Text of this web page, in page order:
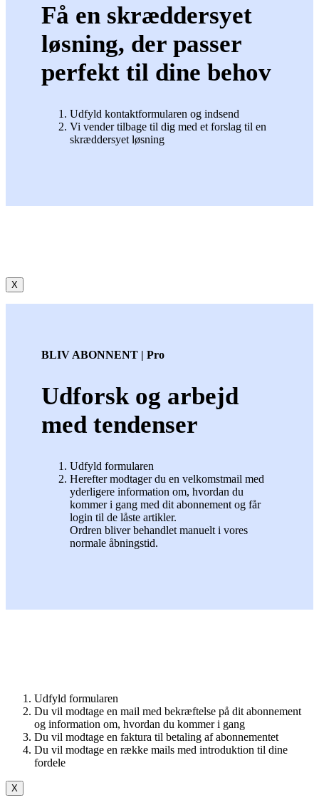
Få en skræddersyet
løsning, der passer
perfekt til dine behov
Udfyld kontaktformularen og indsend
Vi vender tilbage til dig med et forslag til en
skræddersyet løsning
X
BLIV ABONNENT | Pro
Udforsk og arbejd
med tendenser
Udfyld formularen
Herefter modtager du en velkomstmail med
yderligere information om, hvordan du
kommer i gang med dit abonnement og får
login til de låste artikler.
Ordren bliver behandlet manuelt i vores
normale åbningstid.
Udfyld formularen
Du vil modtage en mail med bekræftelse på dit abonnement
og information om, hvordan du kommer i gang
Du vil modtage en faktura til betaling af abonnementet
Du vil modtage en række mails med introduktion til dine
fordele
X